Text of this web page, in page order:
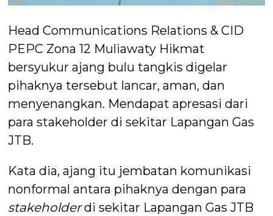
Head Communications Relations & CID
PEPC Zona 12 Muliawaty Hikmat
bersyukur ajang bulu tangkis digelar
pihaknya tersebut lancar, aman, dan
menyenangkan. Mendapat apresasi dari
para stakeholder di sekitar Lapangan Gas
JTB.
Kata dia, ajang itu jembatan komunikasi
nonformal antara pihaknya dengan para
stakeholderdi sekitar Lapangan Gas JTB